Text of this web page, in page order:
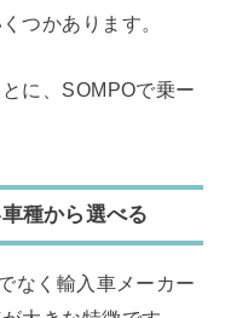
つかあります。
に、SOMPOで乗ー
種から選べる
なく輸入車メーカー